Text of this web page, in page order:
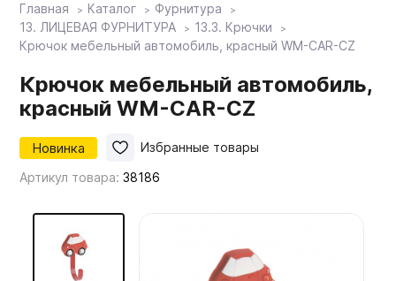
Плитные материалы
Мой ЭГГЕР
Фасады
Главная Каталог
Фурнитура
13. ЛИЦЕВАЯ ФУРНИТУРА
13.3. Крючки
Крючок мебельный автомобиль, красный WM-CAR-CZ
Крючок мебельный автомобиль,
красный WM-CAR-CZ
Новинка
Артикул товара:38186
Избранные товары